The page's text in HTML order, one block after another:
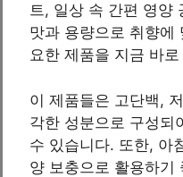
트, 일상 속 간편 영양
맛과 용량으로 취향에
요한 제품을 지금 바
이 제품들은 고단백,
각한 성분으로 구성되
수 있습니다. 또한, 아
양 보충으로 활용하기